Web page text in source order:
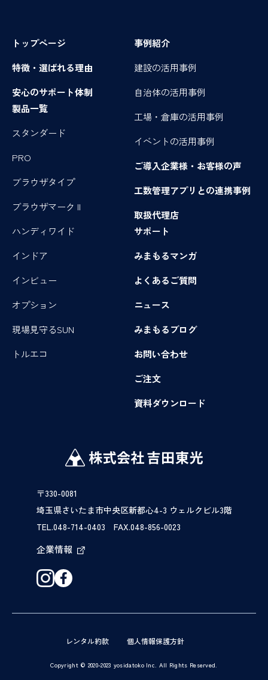
〒330-0081
埼玉県さいたま市中央区新都心4-3 ウェルクビル3階
TEL.048-714-0403 FAX.048-856-0023
企業情報
トップページ
特徴・選ばれる理由
安心のサポート体制
製品一覧
スタンダード
PRO
ブラウザタイプ
ブラウザマーク II
ハンディワイド
インドア
インビュー
オプション
現場見守るSUN
トルエコ
事例紹介
建設の活用事例
自治体の活用事例
工場・倉庫の活用事例
イベントの活用事例
ご導入企業様・お客様の声
工数管理アプリとの連携事例
取扱代理店
サポート
みまもるマンガ
よくあるご質問
ニュース
みまもるブログ
お問い合わせ
ご注文
資料ダウンロード
レンタル約款 個人情報保護方針
Copyright © 2020-2023 yosidatoko Inc. All Rights Reserved.